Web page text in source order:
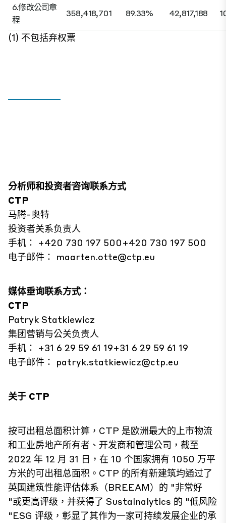
6.修改公司章
程
358,418,701 89.33% 42,817,188
(1) 不包括弃权票
分析师和投资者咨询联系方式
CTP
马腾-奥特
投资者关系负责人
手机： +420 730 197 500+420 730 197 500
电子邮件： maarten.otte@ctp.eu
媒体垂询联系方式：
CTP
Patryk Statkiewicz
集团营销与公关负责人
手机： +31 6 29 59 61 19+31 6 29 59 61 19
电子邮件： patryk.statkiewicz@ctp.eu
关于 CTP
按可出租总面积计算，CTP 是欧洲最大的上市物流
和工业房地产所有者、开发商和管理公司，截至
2022 年 12 月 31 日，在 10 个国家拥有 1050 万平
方米的可出租总面积。CTP 的所有新建筑均通过了
英国建筑性能评估体系（BREEAM）的 "非常好
"或更高评级，并获得了 Sustainalytics 的 "低风险
"ESG 评级，彰显了其作为一家可持续发展企业的承